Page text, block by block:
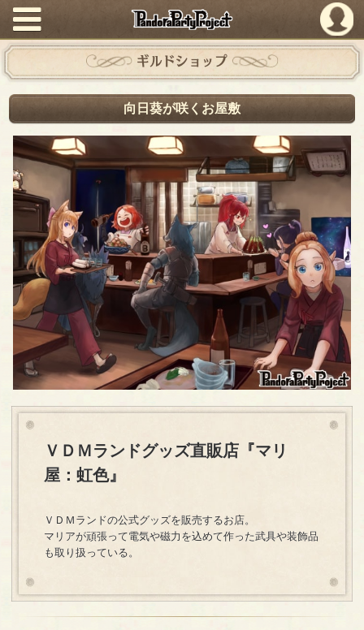
PandoraPartyProject
ギルドショップ
向日葵が咲くお屋敷
ＶＤＭランドグッズ直販店『マリ
屋：虹色』
ＶＤＭランドの公式グッズを販売するお店。
マリアが頑張って電気や磁力を込めて作った武具や装飾品
も取り扱っている。